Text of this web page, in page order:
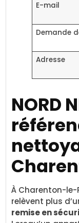
E-mail
Demande
Adresse
NORD
À Charenton-
relèvent plus
remise en